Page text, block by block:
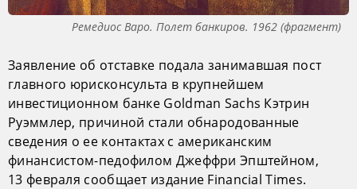
Ремедиос Варо. Полет банкиров. 1962 (фрагмент)
Заявление об отставке подала занимавшая пост
главного юрисконсульта в крупнейшем
инвестиционном банке Goldman Sachs Кэтрин
Руэммлер, причиной стали обнародованные
сведения о ее контактах с американским
финансистом-педофилом Джеффри Эпштейном,
13 февраля сообщает издание Financial Times.